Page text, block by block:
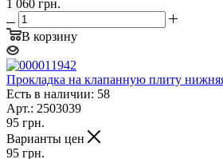
1 060 грн.
В корзину
Прокладка на клапанную плиту
Есть в наличии: 58
Арт.: 2503039
95 грн.
Варианты цен
95 грн.